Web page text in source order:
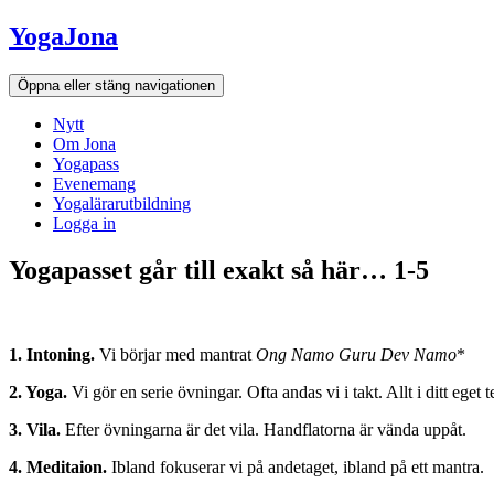
Hoppa
till
innehållet
YogaJona
Öppna eller stäng navigationen
Nytt
Om Jona
Yogapass
Evenemang
Yogalärarutbildning
Logga in
Yogapasset går till exakt så här… 1-5
1. Intoning. Vi börjar med mantrat Ong Namo Guru Dev Namo*
2. Yoga. Vi gör en serie övningar. Ofta andas vi i takt. Allt i ditt eget
3. Vila. Efter övningarna är det vila. Handflatorna är vända uppåt.
4. Meditaion. Ibland fokuserar vi på andetaget, ibland på ett mantra.